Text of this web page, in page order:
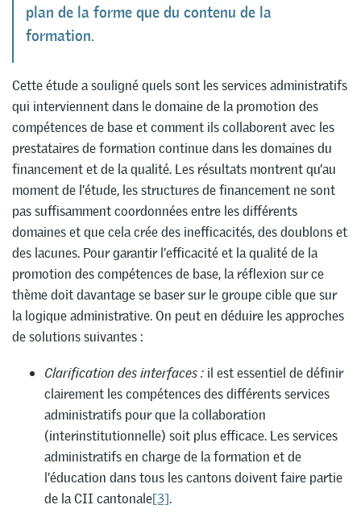
plan de la forme que du contenu de la
formation.
Cette étude a souligné quels sont les services administratifs
qui interviennent dans le domaine de la promotion des
compétences de base et comment ils collaborent avec les
prestataires de formation continue dans les domaines du
financement et de la qualité. Les résultats montrent qu’au
moment de l’étude, les structures de financement ne sont
pas suffisamment coordonnées entre les différents
domaines et que cela crée des inefficacités, des doublons et
des lacunes. Pour garantir l’efficacité et la qualité de la
promotion des compétences de base, la réflexion sur ce
thème doit davantage se baser sur le groupe cible que sur
la logique administrative. On peut en déduire les approches
de solutions suivantes :
Clarification des interfaces : il est essentiel de définir
clairement les compétences des différents services
administratifs pour que la collaboration
(interinstitutionnelle) soit plus efficace. Les services
administratifs en charge de la formation et de
l’éducation dans tous les cantons doivent faire partie
de la CII cantonale[3].